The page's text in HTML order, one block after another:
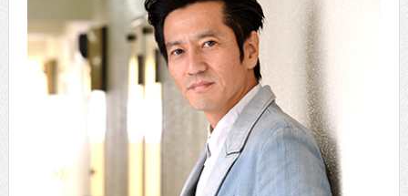
CINEMA×STYLE 286号
CINEMA×STYLE 285号
CINEMA×STYLE 294号